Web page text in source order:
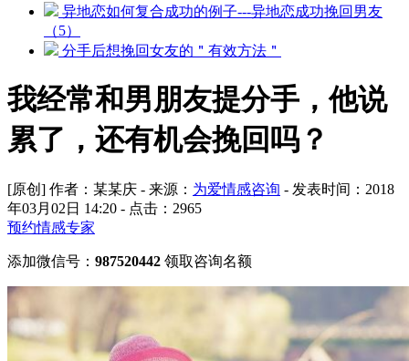
异地恋如何复合成功的例子---异地恋成功挽回男友
（5）
分手后想挽回女友的＂有效方法＂
我经常和男朋友提分手，他说
累了，还有机会挽回吗？
[原创] 作者：某某庆 - 来源： 为爱情感咨询 - 发表时间：2018
年03月02日 14:20 - 点击： 2965
预约情感专家
添加微信号： 987520442 领取咨询名额